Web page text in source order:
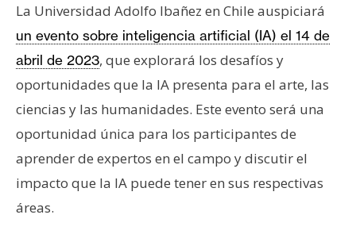
u
m
I
A
n
La Universidad Adolfo Ibañez en Chile auspiciará
un evento sobre inteligencia artificial (IA) el 14 de
abril de 2023, que explorará los desafíos y
oportunidades que la IA presenta para el arte, las
ciencias y las humanidades. Este evento será una
oportunidad única para los participantes de
aprender de expertos en el campo y discutir el
impacto que la IA puede tener en sus respectivas
áreas.